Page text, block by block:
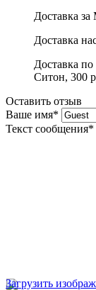
Доставка
Доставка
Доставка
Ситон, 300
Оставить отзыв
Ваше имя*
Текст сообщения*
Загрузить